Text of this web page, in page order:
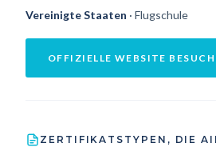
Vereinigte Staaten · Flugschule
OFFIZIELLE WEBSITE
ZERTIFIKATSTYPEN, DIE